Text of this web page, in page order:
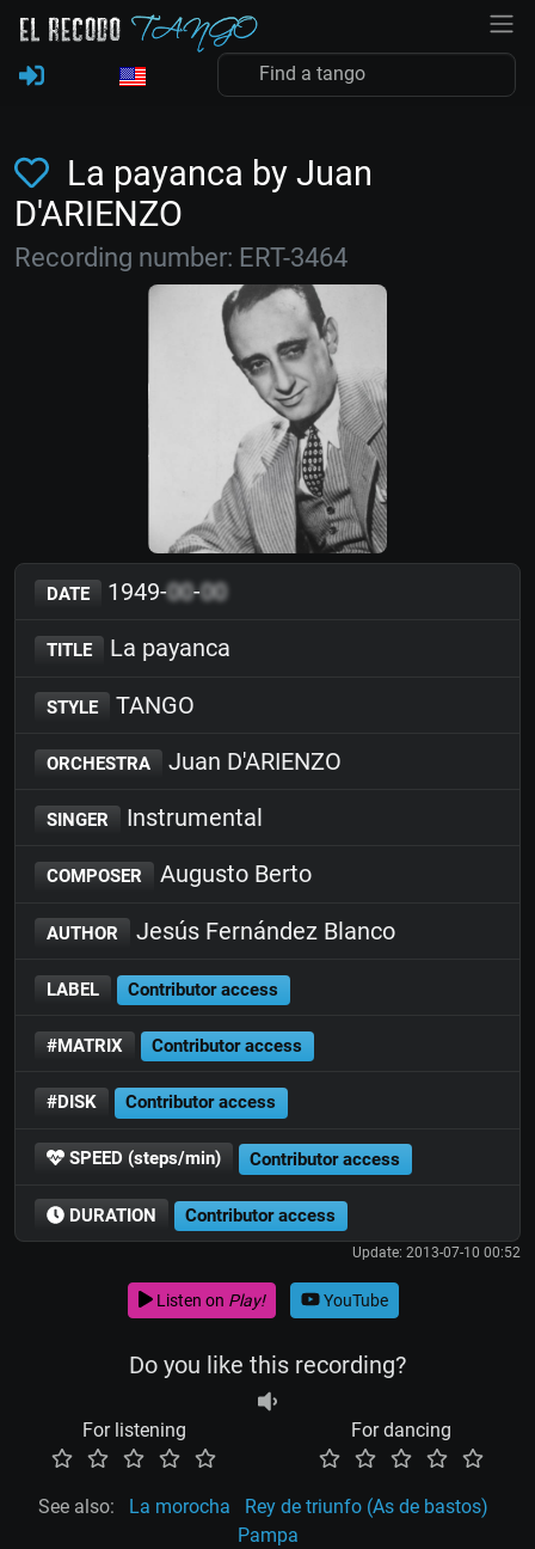
La payanca by Juan
D'ARIENZO
Recording number: ERT-3464
DATE 1949-00-00
TITLE La payanca
STYLE TANGO
ORCHESTRA Juan D'ARIENZO
SINGER Instrumental
COMPOSER Augusto Berto
AUTHOR Jesús Fernández Blanco
LABEL Contributor access
#MATRIX Contributor access
#DISK Contributor access
SPEED (steps/min) Contributor access
DURATION Contributor access
Update: 2013-07-10 00:52
Listen on Play! YouTube
Do you like this recording?
For listening For dancing
See also: La morocha
Rey de triunfo (As de bastos)
Pampa